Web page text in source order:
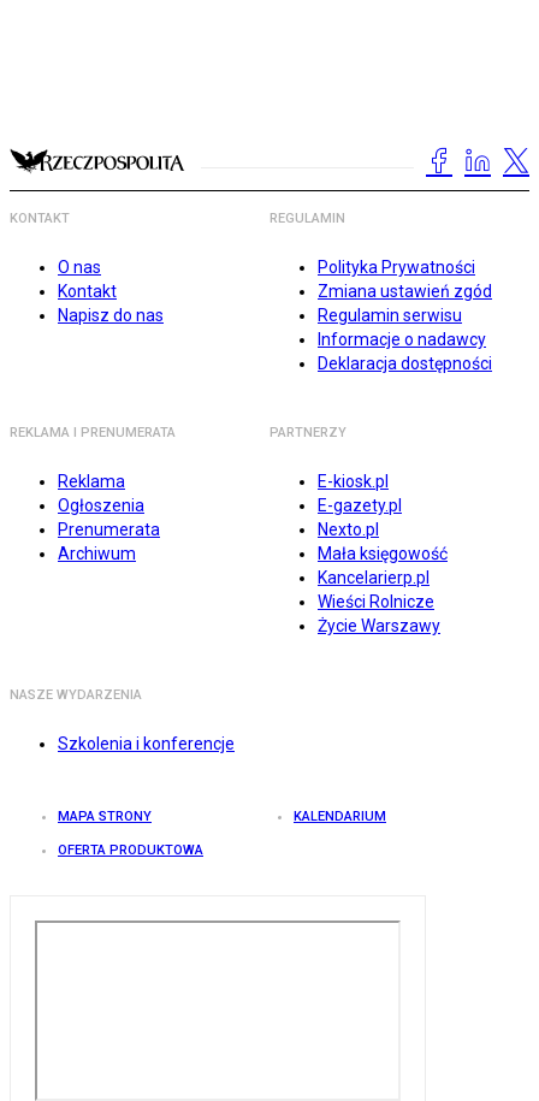
KONTAKT
O nas
Kontakt
Napisz do nas
REGULAMIN
Polityka Prywatności
Zmiana ustawień zgód
Regulamin serwisu
Informacje o nadawcy
Deklaracja dostępności
REKLAMA I PRENUMERATA
Reklama
Ogłoszenia
Prenumerata
Archiwum
PARTNERZY
E-kiosk.pl
E-gazety.pl
Nexto.pl
Mała księgowość
Kancelarierp.pl
Wieści Rolnicze
Życie Warszawy
NASZE WYDARZENIA
Szkolenia i konferencje
MAPA STRONY KALENDARIUM
OFERTA PRODUKTOWA